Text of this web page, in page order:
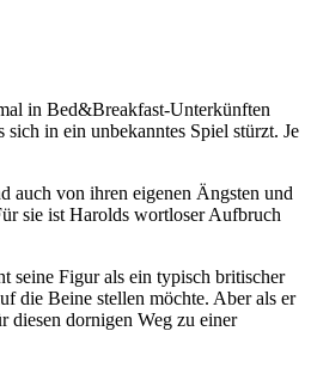
in Bed&Breakfast-Unterkünften
in ein unbekanntes Spiel stürzt. Je
auch von ihren eigenen Ängsten und
sie ist Harolds wortloser Aufbruch
seine Figur als ein typisch britischer
die Beine stellen möchte. Aber als er
diesen dornigen Weg zu einer